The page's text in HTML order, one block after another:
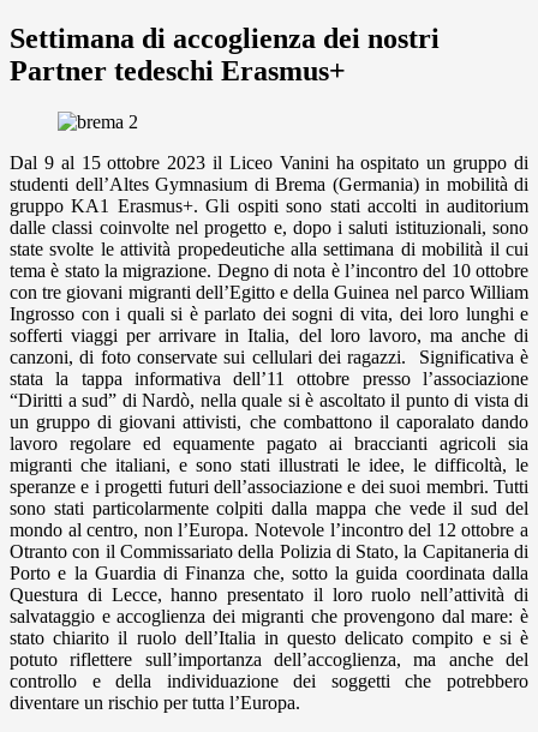
Settimana di accoglienza dei nostri
Partner tedeschi Erasmus+
Dal 9 al 15 ottobre 2023 il Liceo Vanini ha ospitato un gruppo di
studenti dell’Altes Gymnasium di Brema (Germania) in mobilità di
gruppo KA1 Erasmus+. Gli ospiti sono stati accolti in auditorium
dalle classi coinvolte nel progetto e, dopo i saluti istituzionali, sono
state svolte le attività propedeutiche alla settimana di mobilità il cui
tema è stato la migrazione. Degno di nota è l’incontro del 10 ottobre
contre giovani migranti dell’Egitto e della Guinea nel parco William
Ingrosso con i quali si è parlato dei sogni di vita, dei loro lunghi e
sofferti viaggi per arrivare in Italia, del loro lavoro, ma anche di
canzoni, di foto conservate sui cellulari dei ragazzi.
Significativa è
stata la tappa informativa dell’11 ottobre presso l’associazione
“Diritti a sud” di Nardò, nella quale si è ascoltato il punto di vista di
un gruppo di giovani attivisti, che combattono il caporalato dando
lavoro regolare ed equamente pagato ai braccianti agricoli sia
migranti che italiani, e sono stati illustrati le idee, le difficoltà, le
speranze e i progetti futuri dell’associazione e dei suoi membri. Tutti
sono stati particolarmente colpiti dalla mappa che vede il sud del
mondo al centro, non l’Europa. Notevole l’incontro del 12 ottobre a
Otranto con il Commissariato della Polizia di Stato, la Capitaneria di
Porto e la Guardia di Finanza che, sotto la guida coordinata dalla
Questura di Lecce, hanno presentato il loro ruolo nell’attività di
salvataggio e accoglienza dei migranti che provengono dal mare: è
stato chiarito il ruolo dell’Italia in questo delicato compito e si è
potuto riflettere sull’importanza dell’accoglienza, ma anche del
controllo e della individuazione dei soggetti che potrebbero
diventare un rischio per tutta l’Europa.